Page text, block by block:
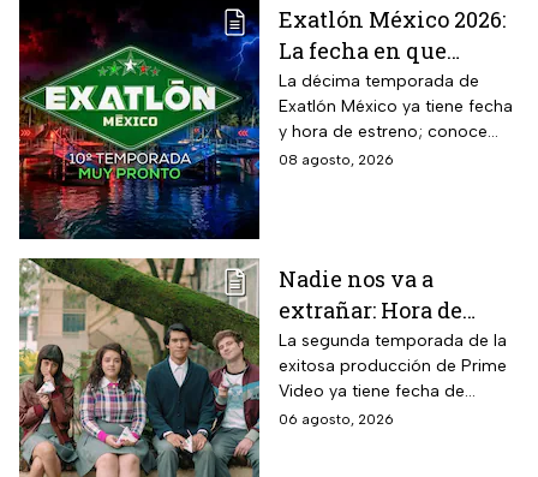
Exatlón México 2026:
La fecha en que
iniciará la nueva
temporada
La décima temporada de
Exatlón México ya tiene fecha
y hora de estreno; conoce
cuándo comienza, dónde
08 agosto, 2026
Nadie nos va a
extrañar: Hora de
estreno de la
Temporada 2 y reparto
completo
La segunda temporada de la
exitosa producción de Prime
Video ya tiene fecha de
estreno. Conoce el horario en
06 agosto, 2026